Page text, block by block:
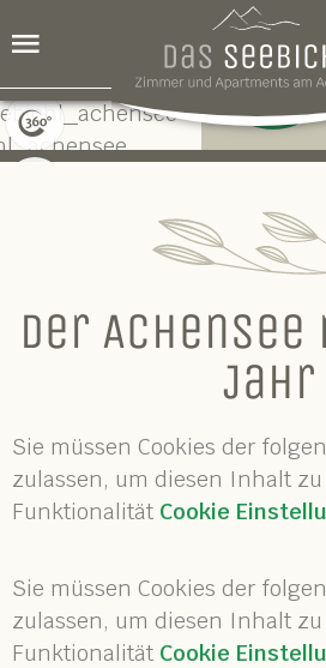
Menü
360° Panorama
Der
Jahr
Sie müssen Cookies der
zulassen, um diesen Inhalt zu
Funktionalität Cookie
Sie müssen Cookies der
zulassen, um diesen Inhalt zu
Funktionalität Cookie